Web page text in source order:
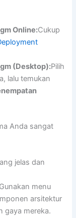
Online:Cukup
(Desktop):Pilih
lalu temukan
Anda sangat
jelas dan
Gunakan menu
arsitektur
gaya mereka.